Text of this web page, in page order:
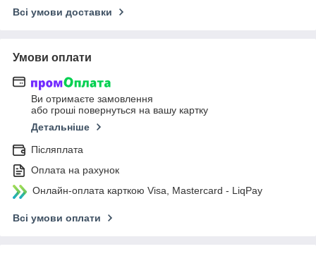
Всі умови доставки
Умови оплати
Ви отримаєте замовлення
або гроші повернуться на вашу картку
Детальніше
Післяплата
Оплата на рахунок
Онлайн-оплата карткою Visa, Mastercard - LiqPay
Всі умови оплати